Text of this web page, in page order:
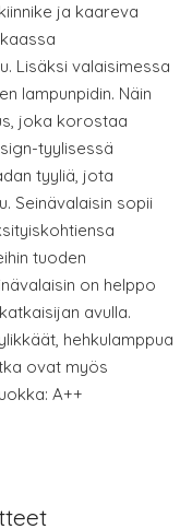
ja kaareva
Lisäksi valaisimessa
lampunpidin. Näin
joka korostaa
tyylisessä
tyyliä, jota
Seinävalaisin sopii
tuoden
on helppo
avulla.
hehkulamppua
ovat myös
A++